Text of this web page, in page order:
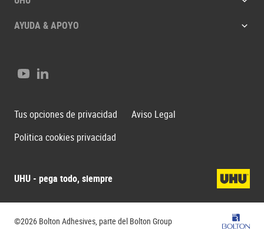
AYUDA & APOYO
UHU - pega todo, siempre
YoutubeLinkedIn
Tus opciones de privacidad
Aviso Legal
Politica cookies privacidad
©2026 Bolton Adhesives, parte del Bolton Group Bolton